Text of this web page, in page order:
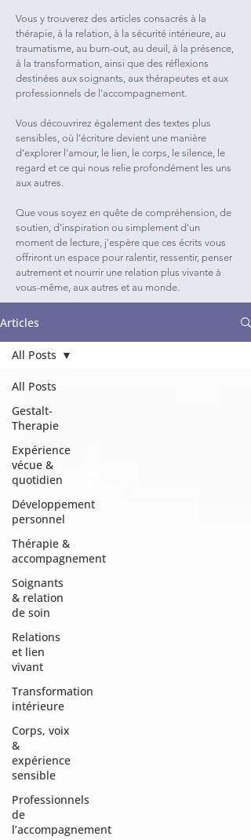
Vous y trouverez des articles consacrés à la
thérapie, à la relation, à la sécurité intérieure, au
traumatisme, au burn-out, au deuil, à la présence,
à la transformation, ainsi que des réflexions
destinées aux soignants, aux thérapeutes et aux
professionnels de l'accompagnement.
Vous découvrirez également des textes plus
sensibles, où l'écriture devient une manière
d'explorer l'amour, le lien, le corps, le silence, le
regard et ce qui nous relie profondément les uns
aux autres.
Que vous soyez en quête de compréhension, de
soutien, d'inspiration ou simplement d'un
moment de lecture, j'espère que ces écrits vous
offriront un espace pour ralentir, ressentir, penser
autrement et nourrir une relation plus vivante à
vous-même, aux autres et au monde.
Articles
All Posts
Gestalt-
Therapie
Expérience
vécue &
quotidien
Développement
personnel
Thérapie &
accompagnement
Soignants
& relation
de soin
Relations
et lien
vivant
Transformation
intérieure
Corps, voix
&
expérience
sensible
Professionnels
de
l’accompagnement
All Posts